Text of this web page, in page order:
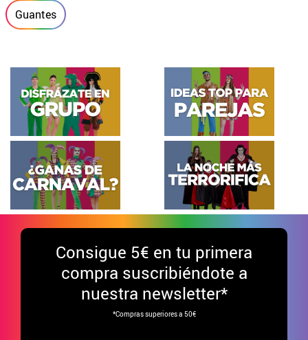
Guantes
Consigue 5€ en tu primera
compra suscribiéndote a
nuestra newsletter*
*Compras superiores a 50€